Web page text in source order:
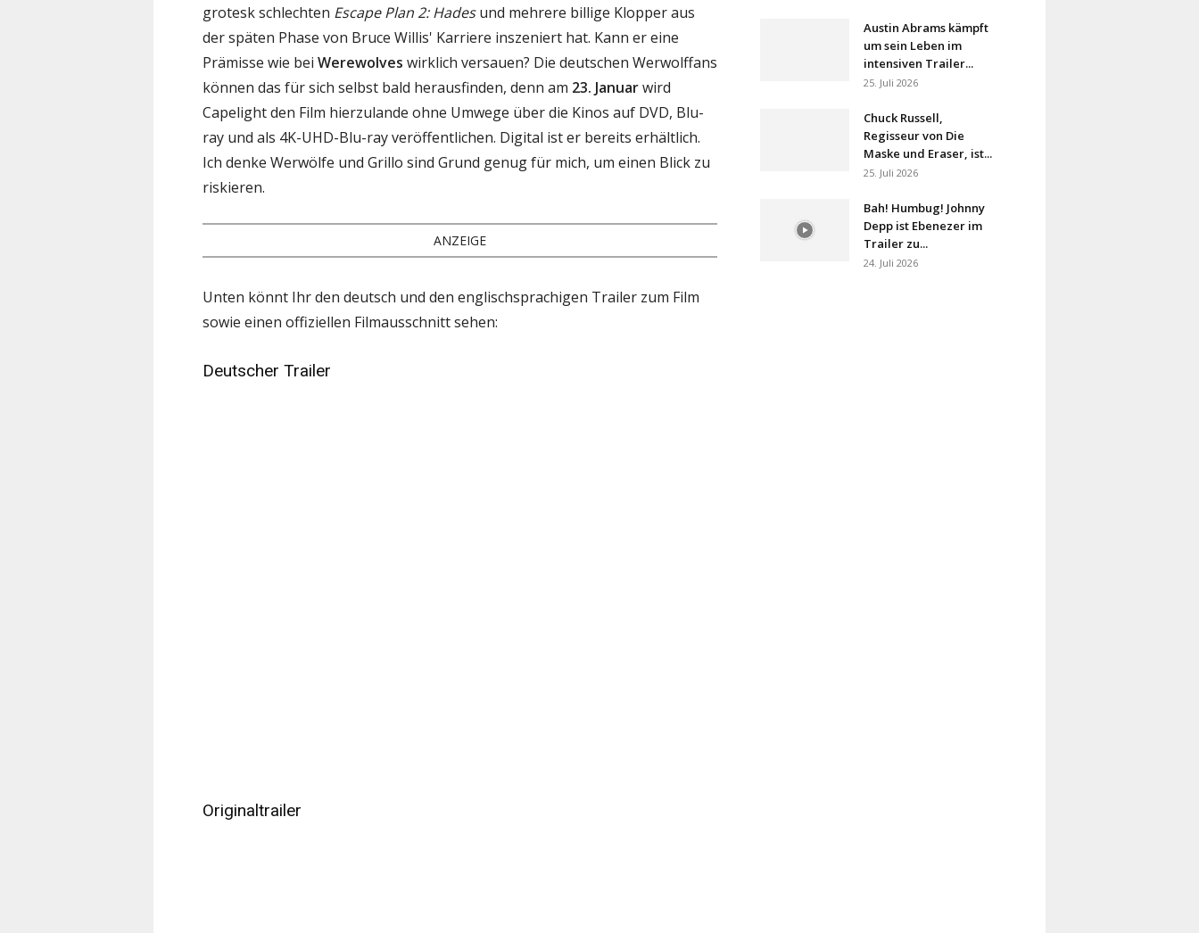
grotesk schlechten Escape Plan 2: Hadesund mehrere billige Klopper aus
der späten Phase von Bruce Willis' Karriere inszeniert hat. Kann er eine
Prämisse wie bei Werewolves wirklich versauen? Die deutschen Werwolffans
können das für sich selbst bald herausfinden, denn am 23. Januarwird
Capelight den Film hierzulande ohne Umwege über die Kinos auf DVD, Blu-
ray und als 4K-UHD-Blu-ray veröffentlichen. Digital ist er bereits erhältlich.
Ich denke Werwölfe und Grillo sind Grund genug für mich, um einen Blick zu
riskieren.
ANZEIGE
Unten könnt Ihr den deutsch und den englischsprachigen Trailer zum Film
sowie einen offiziellen Filmausschnitt sehen:
Deutscher Trailer
Originaltrailer
Austin Abrams kämpft
um sein Leben im
intensiven Trailer...
25. Juli 2026
Chuck Russell,
Regisseur von Die
Maske und Eraser, ist...
25. Juli 2026
Bah! Humbug! Johnny
Depp ist Ebenezer im
Trailer zu...
24. Juli 2026